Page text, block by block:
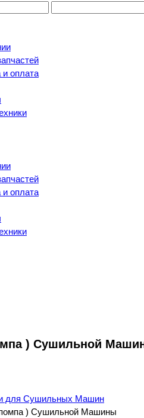
и оплата
и оплата
) Сушильной
для Сушильных Машин
) Сушильной Машины